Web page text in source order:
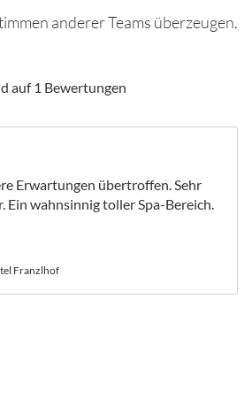
anderer Teams überzeugen.
auf1 Bewertungen
Erwartungen übertroffen. Sehr
Ein wahnsinnig toller Spa-Bereich.
Franzlhof